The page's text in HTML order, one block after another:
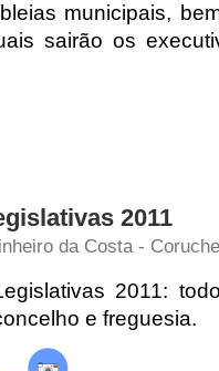
municipais,
sairão os
2011
da Costa -
2011:
e freguesia.